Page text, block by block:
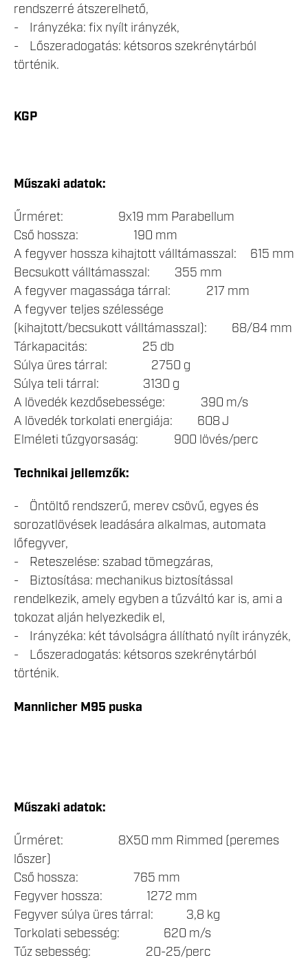
rendszerré átszerelhető,
- Irányzéka: fix nyílt irányzék,
- Lőszeradogatás: kétsoros szekrénytárból
történik.
KGP
Műszaki adatok:
Űrméret: 9x19 mm Parabellum
Cső hossza: 190 mm
A fegyver hossza kihajtott válltámasszal: 615 mm
Becsukott válltámasszal: 355 mm
A fegyver magassága tárral: 217 mm
A fegyver teljes szélessége
(kihajtott/becsukott válltámasszal): 68/84 mm
Tárkapacitás: 25 db
Súlya üres tárral: 2750 g
Súlya teli tárral: 3130 g
A lövedék kezdősebessége: 390 m/s
A lövedék torkolati energiája: 608 J
Elméleti tűzgyorsaság: 900 lövés/perc
Technikai jellemzők:
- Öntöltő rendszerű, merev csövű, egyes és
sorozatlövések leadására alkalmas, automata
lőfegyver,
- Reteszelése: szabad tömegzáras,
- Biztosítása: mechanikus biztosítással
rendelkezik, amely egyben a tűzváltó kar is, ami a
tokozat alján helyezkedik el,
- Irányzéka: két távolságra állítható nyílt irányzék,
- Lőszeradogatás: kétsoros szekrénytárból
történik.
Mannlicher M95 puska
Műszaki adatok:
Űrméret: 8X50 mm Rimmed (peremes
lőszer)
Cső hossza: 765 mm
Fegyver hossza: 1272 mm
Fegyver súlya üres tárral: 3,8 kg
Torkolati sebesség: 620 m/s
Tűz sebesség: 20-25/perc